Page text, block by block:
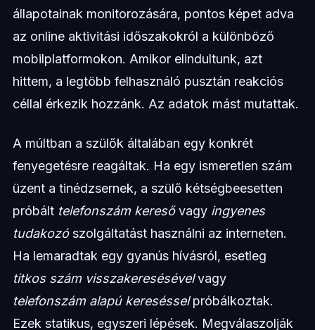
állapotainak monitorozására, pontos képet adva
az online aktivitási időszakokról a különböző
mobilplatformokon. Amikor elindultunk, azt
hittem, a legtöbb felhasználó pusztán reakciós
céllal érkezik hozzánk. Az adatok mást mutattak.
A múltban a szülők általában egy konkrét
fenyegetésre reagáltak. Ha egy ismeretlen szám
üzent a tinédzsernek, a szülő kétségbeesetten
próbált telefonszám keresővagy ingyenes
tudakozószolgáltatást használni az interneten.
Ha lemaradtak egy gyanús hívásról, esetleg
titkos szám visszakeresésévelvagy
telefonszám alapú keresésselpróbálkoztak.
Ezek statikus, egyszeri lépések. Megválaszolják